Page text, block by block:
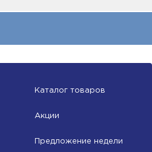
Каталог товаров
Акции
Предложение недели